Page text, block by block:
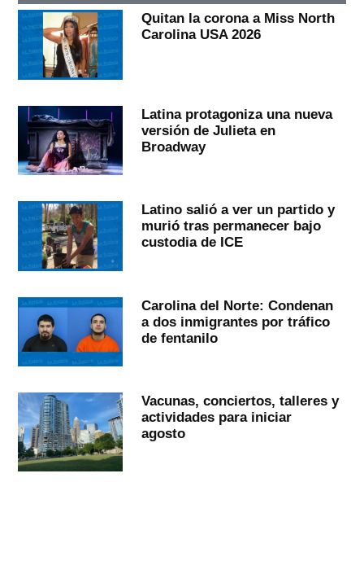
Quitan la corona a Miss North
Carolina USA 2026
Latina protagoniza una nueva
versión de Julieta en
Broadway
Latino salió a ver un partido y
murió tras permanecer bajo
custodia de ICE
Carolina del Norte: Condenan
a dos inmigrantes por tráfico
de fentanilo
Vacunas, conciertos, talleres y
actividades para iniciar
agosto